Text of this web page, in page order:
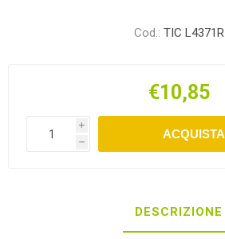
Cod.: TIC L4371R
€10,85
i
h
ACQUISTA
DESCRIZIONE